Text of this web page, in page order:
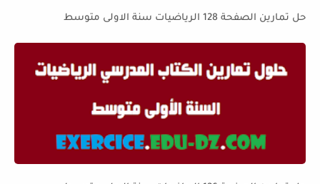
حل تمارين الصفحة 128 الرياضيات سنة الاولى متوسط